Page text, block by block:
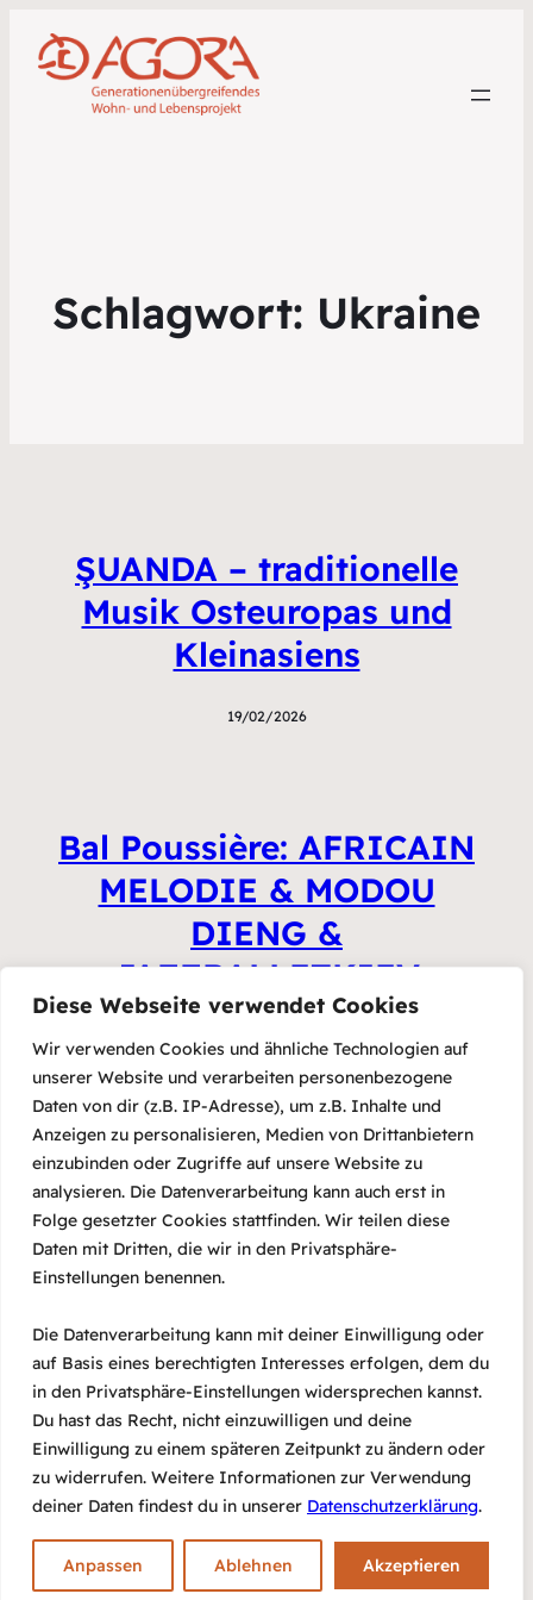
Diese Webseite verwendet Cookies
Wir verwenden Cookies und ähnliche Technologien auf
unserer Website und verarbeiten personenbezogene
Daten von dir (z.B. IP-Adresse), um z.B. Inhalte und
Anzeigen zu personalisieren, Medien von Drittanbietern
einzubinden oder Zugriffe auf unsere Website zu
analysieren. Die Datenverarbeitung kann auch erst in
Folge gesetzter Cookies stattfinden. Wir teilen diese
Daten mit Dritten, die wir in den Privatsphäre-
Einstellungen benennen.
Die Datenverarbeitung kann mit deiner Einwilligung oder
auf Basis eines berechtigten Interesses erfolgen, dem du
in den Privatsphäre-Einstellungen widersprechen kannst.
Du hast das Recht, nicht einzuwilligen und deine
Einwilligung zu einem späteren Zeitpunkt zu ändern oder
zu widerrufen. Weitere Informationen zur Verwendung
deiner Daten findest du in unserer Datenschutzerklärung.
Anpassen Ablehnen Akzeptieren
Schlagwort: Ukraine
ŞUANDA – traditionelle
Musik Osteuropas und
Kleinasiens
19/02/2026
Bal Poussière: AFRICAIN
MELODIE & MODOU
DIENG &
JAZZBALLETKIEV
TRIOLE – ukrainisch-
russisch-polnische Balkan-
Fusion
#agora
E-Mail Impressum Datenschutz